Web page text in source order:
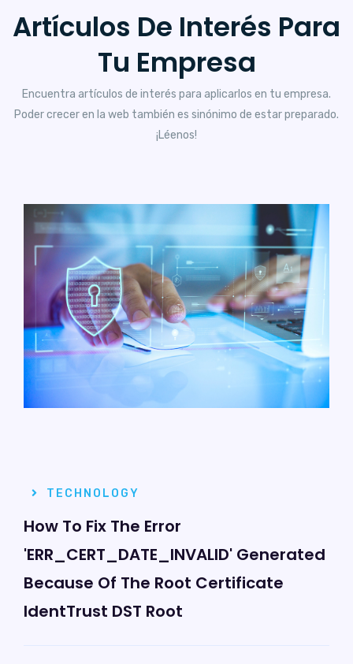
Artículos De Interés Para
Tu Empresa
Encuentra artículos de interés para aplicarlos en tu empresa.
Poder crecer en la web también es sinónimo de estar preparado.
¡Léenos!
TECHNOLOGY
How To Fix The Error
'ERR_CERT_DATE_INVALID' Generated
Because Of The Root Certificate
IdentTrust DST Root